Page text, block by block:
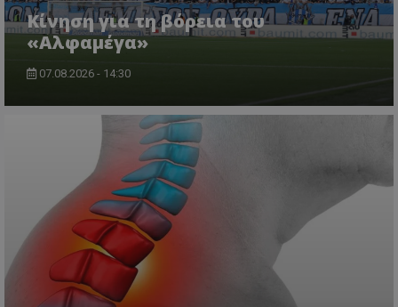
Κίνηση για τη βόρεια του
«Αλφαμέγα»
07.08.2026 - 14:30